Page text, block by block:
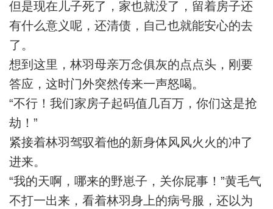
但是现在儿子死了，家也就没了，留着房子还
有什么意义呢，还清债，自己也就能安心的去
了。
想到这里，林羽母亲万念俱灰的点点头，刚要
答应，这时门外突然传来一声怒喝。
“不行！我们家房子起码值几百万，你们这是抢
劫！”
紧接着林羽驾驭着他的新身体风风火火的冲了
进来。
“我的天啊，哪来的野崽子，关你屁事！”黄毛气
不打一出来，看着林羽身上的病号服，还以为